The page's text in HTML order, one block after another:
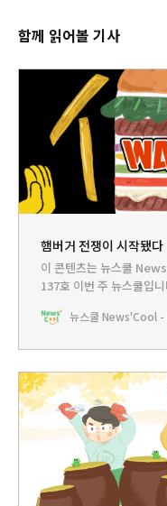
함께 읽어볼 기사
햄버거 전쟁이 시작됐다
이 콘텐츠는 뉴스쿨
137호 이번 주 뉴스쿨입
뉴스쿨TV - 햄버거는 어
뉴스쿨 News'Cool -